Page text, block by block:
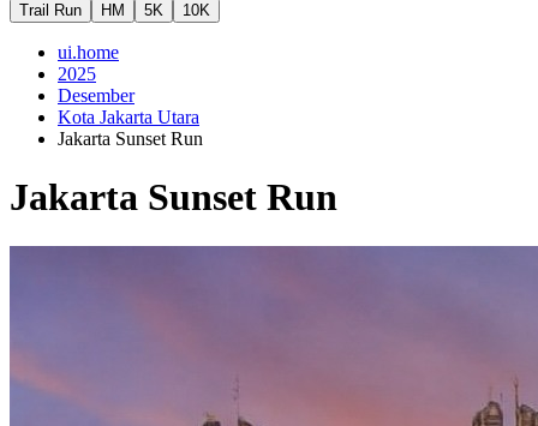
Trail Run
HM 5K 10K
ui.home
2025
Desember
Kota Jakarta Utara
Jakarta Sunset Run
Jakarta Sunset Run